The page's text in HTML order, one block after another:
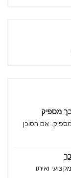
מספיק
אם הסוכן
ואיתו